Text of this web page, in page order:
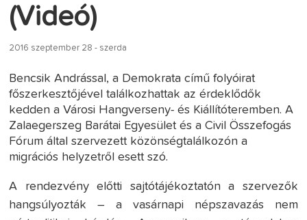
(Videó)
2016 szeptember 28 - szerda
Bencsik Andrással, a Demokrata című folyóirat
főszerkesztőjével találkozhattak az érdeklődők
kedden a Városi Hangverseny- és Kiállítóteremben. A
Zalaegerszeg Barátai Egyesület és a Civil Összefogás
Fórum által szervezett közönségtalálkozón a
migrációs helyzetről esett szó.
A rendezvény előtti sajtótájékoztatón a szervezők
hangsúlyozták – a vasárnapi népszavazás nem